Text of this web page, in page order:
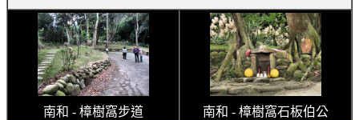
南和 - 樟樹窩步道
南和 - 樟樹窩石板伯公